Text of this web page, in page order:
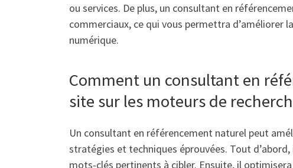
ou services. De plus, un consultant en
commerciaux, ce qui vous permettra d’améliorer
numérique.
Comment un consultant en
site sur les moteurs de
Un consultant en référencement naturel peut
stratégies et techniques éprouvées. Tout
mots-clés pertinents à cibler. Ensuite, il